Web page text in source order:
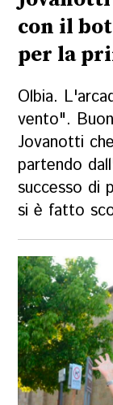
con il
per la
Olbia.
vento".
Jovanotti
partendo
successo di
si è fatto